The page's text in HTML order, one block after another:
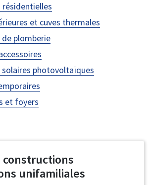
résidentielles
et cuves thermales
plomberie
photovoltaïques
et foyers
unifamiliales